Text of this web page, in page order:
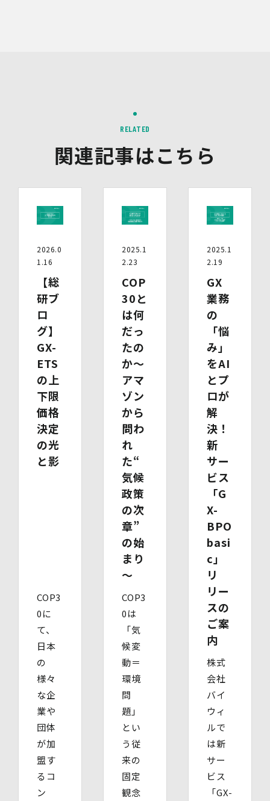
以外の目的で利用することはありません。
10.保有個人データの開示等
といいます。）をご希望の場合は、本人又はその代理人か
らのお申し出であることを確認した上で対応いたします。
また、当該お申し出によって取得した個人情報は、お申し
出に関する連絡・事務手続に必要な範囲でのみ利用しま
す。
(1)開示等の求めのお申し出先
当社は、開示等の依頼を受け、当該依頼が個人情報保護法
に定める要件を満たす場合には、当社の定める手続に従っ
て速やかに対応します。
開示等のお求めについては、以下のお問い合わせ窓口まで
お申し出ください。
(2)開示等の求めに関するお手続
お申し出受付け後、当社「保有個人情報に関する開示等の
請求書」を送付いたします。 ご記入いただいた「請求
書」と「本人確認書類のコピー」、代理人によるお求めの
場合は「代理人であることを確認する書類」を送付してく
ださい。また、各資料に含まれる本籍地情報は都道府県ま
でとし、それ以降の情報は黒塗り等の処理をしてくださ
い。
・ 本人確認書類の写し（運転免許証、パスポート、健康
保険証、住民票、年金手帳等）
・ 代理人であることを確認する書類
【代理人様が未成年者の法定代理人の場合】
・ 代理人様ご本人の本人確認書類の写し
・ いずれかの写し（戸籍謄本、住民票（続柄の記載され
たもの）、その他法定代理権の確認ができる公的書類）
【代理人様が成年被後見人の法定代理人の場合】
・ 代理人様ご本人の本人確認書類の写し
・ いずれかの写し（成年被後見人であることを証明する
登記事項証明書、その他法定代理権の確認ができる公的書
類）
【委任による代理人様の場合】
・ 委任状
・ ご本人の印鑑証明書（3ヶ月以内に発行されたもの）
・ 委任を受けたご本人の本人確認書類の写し
(3)開示等のご請求の手数料及び徴収方法
1回のお求めにつき1,000円（紙面でのご請求の場合は、
す。その他の方法でご請求いただく場合は、ご請求時にご
相談させていただきます。）
(4)開示等の請求及びお問い合わせ窓口
株式会社バイウィル 管理部長
・住所：東京都中央区銀座7丁目3番5号 ヒューリック銀座
7丁目ビル 4階
・連絡先：info@bywill.co.jp
RELATED
関連記事はこちら
2026.0
1.16
【総
研ブ
ロ
グ】
GX-
ETS
の上
下限
価格
決定
の光
と影
COP3
0に
て、
日本
の
様々
な企
業や
団体
が加
盟す
るコ
ン
2025.1
2.23
COP
30と
は何
だっ
たの
か～
アマ
ゾン
から
問わ
れ
た“
気候
政策
の次
章”
の始
まり
～
COP3
0は
「気
候変
動＝
環境
問
題」
とい
う従
来の
固定
観念
2025.1
2.19
GX
業務
の
「悩
み」
をAI
とプ
ロが
解
決！
新
サー
ビス
「G
X-
BPO
basi
c」
リ
リー
スの
ご案
内
株式
会社
バイ
ウィ
ルで
は新
サー
ビス
「GX-